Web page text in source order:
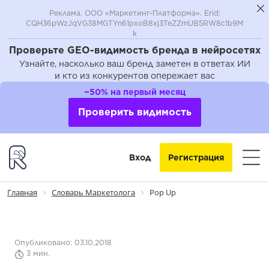
Проверьте GEO-видимость бренда в нейросетях
Узнайте, насколько ваш бренд заметен в ответах ИИ
и кто из конкурентов опережает вас
Реклама. ООО «Маркетинг-Платформа». Erid:
CQH36pWzJqVG38MGTYn61pxoB8xj3TeZZmUB5RW8c1b9M
k
−50% на первый месяц
Проверить видимость
Вход Регистрация
Главная Словарь Маркетолога Pop Up
Опубликовано: 03.10.2018
3 мин.